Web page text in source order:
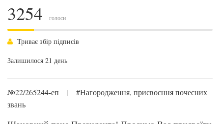
3254 голоси
Триває збір підписів
Залишилося 21 день
№22/265244-еп |
#Нагородження, присвоєння почесних
звань